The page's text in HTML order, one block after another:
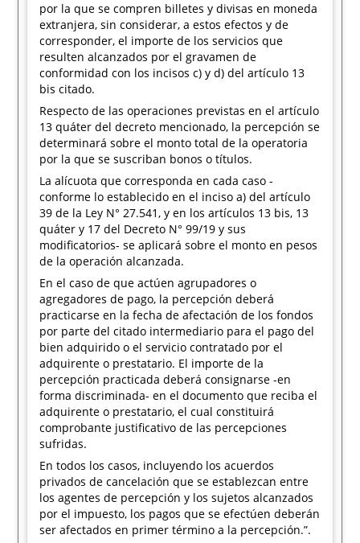
por la que se compren billetes y divisas en moneda
extranjera, sin considerar, a estos efectos y de
corresponder, el importe de los servicios que
resulten alcanzados por el gravamen de
conformidad con los incisos c) y d) del artículo 13
bis citado.
Respecto de las operaciones previstas en el artículo
13 quáter del decreto mencionado, la percepción se
determinará sobre el monto total de la operatoria
por la que se suscriban bonos o títulos.
La alícuota que corresponda en cada caso -
conforme lo establecido en el inciso a) del artículo
39 de la Ley N° 27.541, y en los artículos 13 bis, 13
quáter y 17 del Decreto N° 99/19 y sus
modificatorios- se aplicará sobre el monto en pesos
de la operación alcanzada.
En el caso de que actúen agrupadores o
agregadores de pago, la percepción deberá
practicarse en la fecha de afectación de los fondos
por parte del citado intermediario para el pago del
bien adquirido o el servicio contratado por el
adquirente o prestatario. El importe de la
percepción practicada deberá consignarse -en
forma discriminada- en el documento que reciba el
adquirente o prestatario, el cual constituirá
comprobante justificativo de las percepciones
sufridas.
En todos los casos, incluyendo los acuerdos
privados de cancelación que se establezcan entre
los agentes de percepción y los sujetos alcanzados
por el impuesto, los pagos que se efectúen deberán
ser afectados en primer término a la percepción.”.